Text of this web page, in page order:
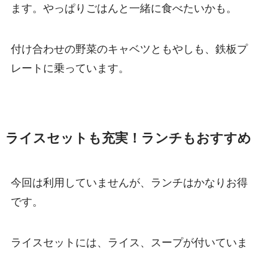
ます。やっぱりごはんと一緒に食べたいかも。
付け合わせの野菜のキャベツともやしも、鉄板プ
レートに乗っています。
ライスセットも充実！ランチもおすすめ
今回は利用していませんが、ランチはかなりお得
です。
ライスセットには、ライス、スープが付いていま